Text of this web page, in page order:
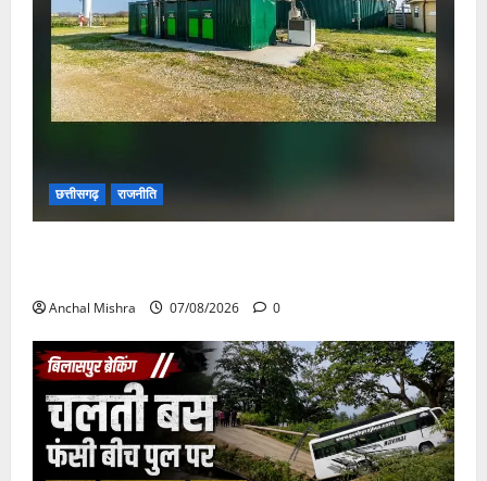
छत्तीसगढ़ राजनीति
Anchal Mishra 07/08/2026 0